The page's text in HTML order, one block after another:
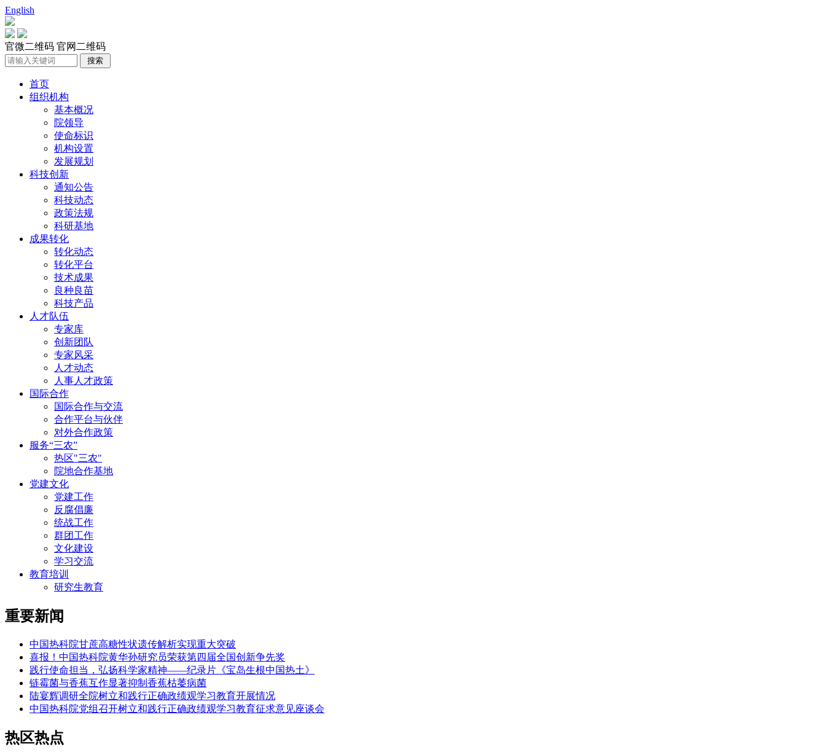
English
官微二维码 官网二维码
首页
组织机构
基本概况
院领导
使命标识
机构设置
发展规划
科技创新
通知公告
科技动态
政策法规
科研基地
成果转化
转化动态
转化平台
技术成果
良种良苗
科技产品
人才队伍
专家库
创新团队
专家风采
人才动态
人事人才政策
国际合作
国际合作与交流
合作平台与伙伴
对外合作政策
服务“三农”
热区"三农"
院地合作基地
党建文化
党建工作
反腐倡廉
统战工作
群团工作
文化建设
学习交流
教育培训
研究生教育
重要新闻
中国热科院甘蔗高糖性状遗传解析实现重大突破
喜报！中国热科院黄华孙研究员荣获第四届全国创新争先奖
践行使命担当，弘扬科学家精神——纪录片《宝岛生根中国热土》
链霉菌与香蕉互作显著抑制香蕉枯萎病菌
陆宴辉调研全院树立和践行正确政绩观学习教育开展情况
中国热科院党组召开树立和践行正确政绩观学习教育征求意见座谈会
热区热点